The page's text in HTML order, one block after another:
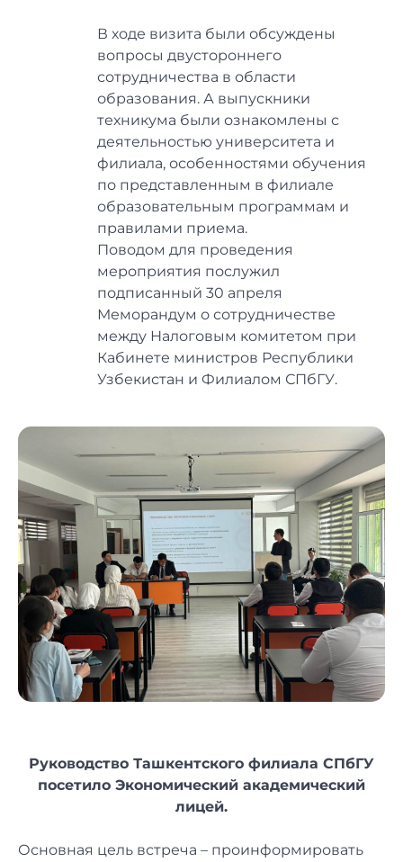
В ходе визита были обсуждены
вопросы двустороннего
сотрудничества в области
образования. А выпускники
техникума были ознакомлены с
деятельностью университета и
филиала, особенностями обучения
по представленным в филиале
образовательным программам и
правилами приема.
Поводом для проведения
мероприятия послужил
подписанный 30 апреля
Меморандум о сотрудничестве
между Налоговым комитетом при
Кабинете министров Республики
Узбекистан и Филиалом СПбГУ.
Руководство Ташкентского филиала СПбГУ
посетило Экономический академический
лицей.
Основная цель встреча – проинформировать